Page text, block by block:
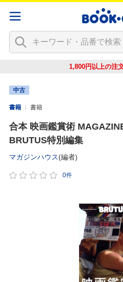
1,800円以上の注
中古
書籍 書籍
合本 映画鑑賞術
BRUTUS特別編集
マガジンハウス(編者)
0件